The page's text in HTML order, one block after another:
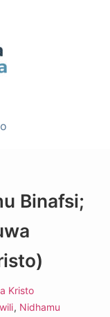
Binafsi;
Kristo
, Nidhamu